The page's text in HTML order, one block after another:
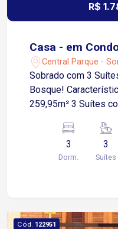
R$
Casa - em
Central Parque -
Sobrado com 3
Bosque! Características Principais: Área Útil:
259,95m² 3 Suítes
2 Ambientes
Espaço Gourmet
Vagas de Garagem
Churrasqueiras e
3
Dorm.
3
Suítes
Cód. 122951